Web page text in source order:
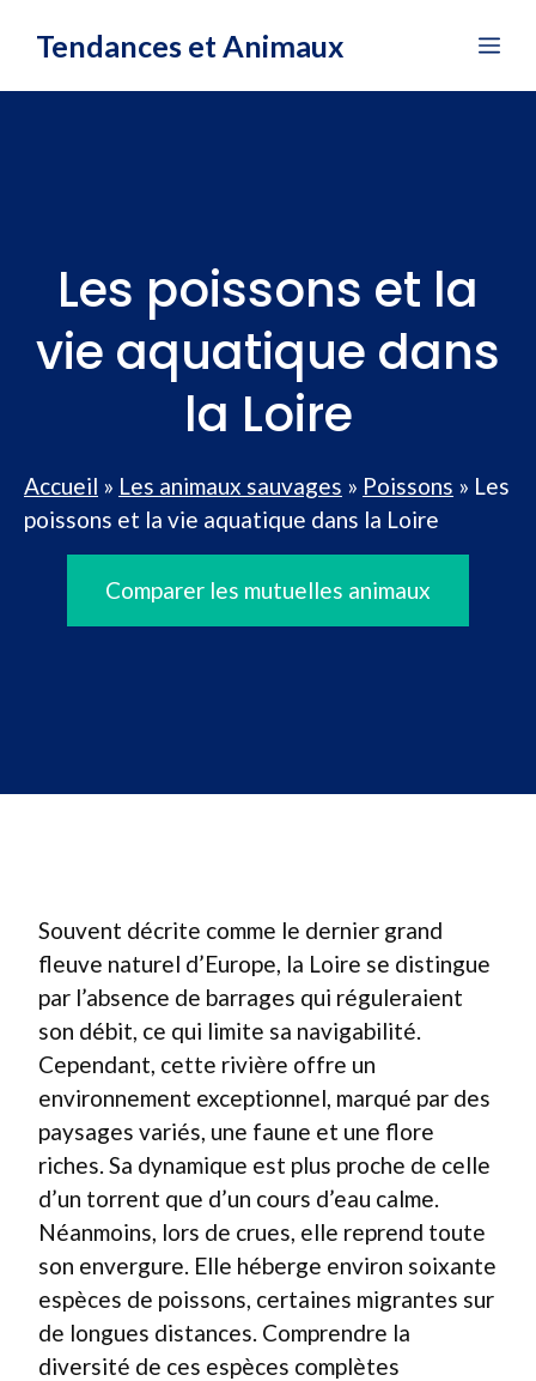
Tendances et Animaux
Les poissons et la
vie aquatique dans
la Loire
Accueil » Les animaux sauvages » Poissons » Les
poissons et la vie aquatique dans la Loire
Comparer les mutuelles animaux
Souvent décrite comme le dernier grand
fleuve naturel d’Europe, la Loire se distingue
par l’absence de barrages qui réguleraient
son débit, ce qui limite sa navigabilité.
Cependant, cette rivière offre un
environnement exceptionnel, marqué par des
paysages variés, une faune et une flore
riches. Sa dynamique est plus proche de celle
d’un torrent que d’un cours d’eau calme.
Néanmoins, lors de crues, elle reprend toute
son envergure. Elle héberge environ soixante
espèces de poissons, certaines migrantes sur
de longues distances. Comprendre la
diversité de ces espèces complètes